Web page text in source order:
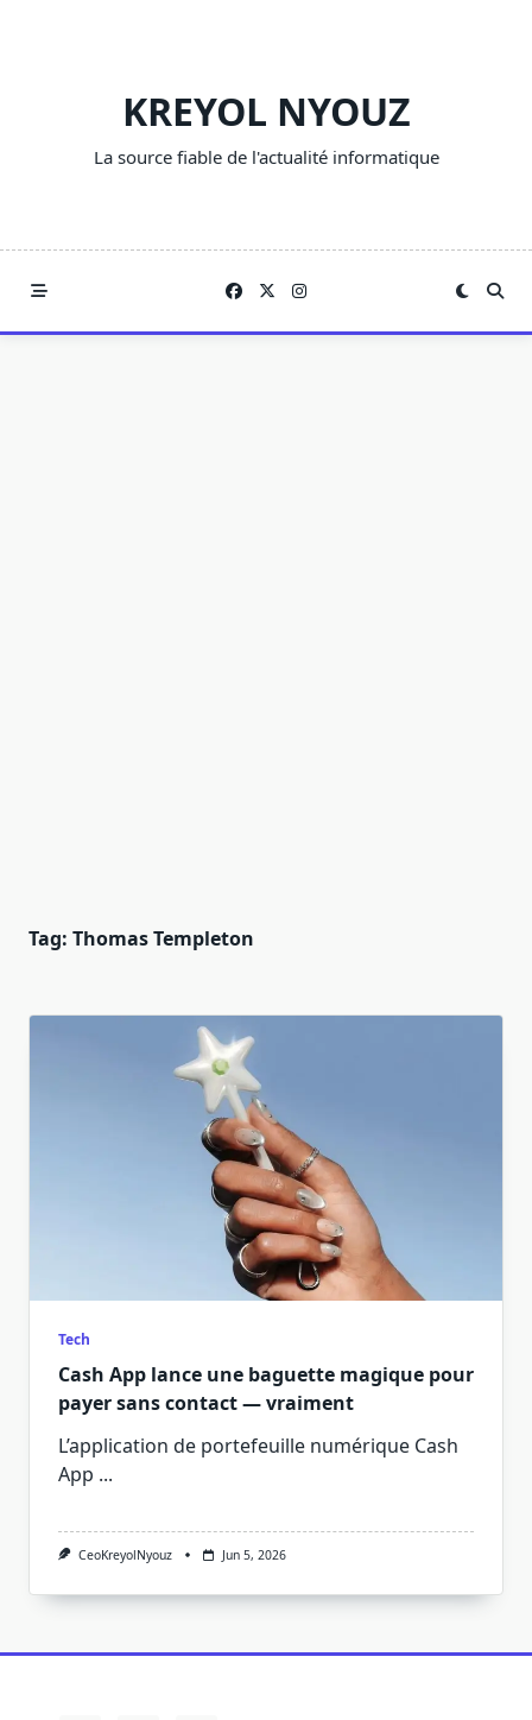
KREYOL NYOUZ
La source fiable de l'actualité informatique
Tag: Thomas Templeton
Tech
Cash App lance une baguette magique pour
payer sans contact — vraiment
L’application de portefeuille numérique Cash
App ...
CeoKreyolNyouz Jun 5, 2026